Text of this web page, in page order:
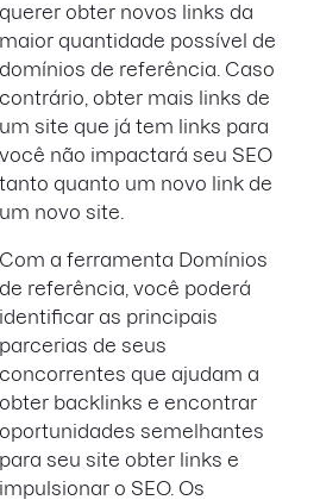
querer obter novos links da
maior quantidade possível de
domínios de referência. Caso
contrário, obter mais links de
um site que já tem links para
você não impactará seu SEO
tanto quanto um novo link de
um novo site.
Com a ferramenta Domínios
de referência, você poderá
identificar as principais
parcerias de seus
concorrentes que ajudam a
obter backlinks e encontrar
oportunidades semelhantes
para seu site obter links e
impulsionar o SEO. Os